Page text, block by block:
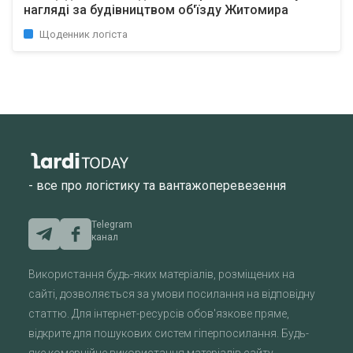
нагляді за будівництвом об'їзду Житомира
Щоденник логіста
- все про логістику та вантажоперевезення
Telegram
канал
Використання будь-яких матеріалів, розміщених на
сайті, дозволяється за умови посилання на відповідну
статтю. Для інтернет-ресурсів обов'язкове пряме,
відкрите для пошукових систем гіперпосилання. Будь-